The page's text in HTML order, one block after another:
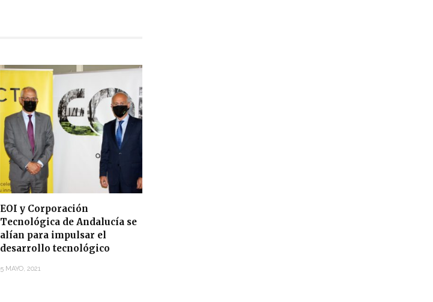
EOI y Corporación
Tecnológica de Andalucía se
alían para impulsar el
desarrollo tecnológico
5 MAYO, 2021